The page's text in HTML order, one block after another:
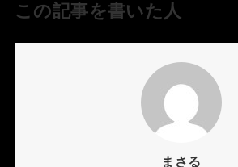
この記事を書いた人
まさる